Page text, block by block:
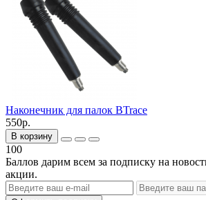
Наконечник для палок BTrace
550р.
В корзину
100
Баллов дарим всем за подписку на
акции.